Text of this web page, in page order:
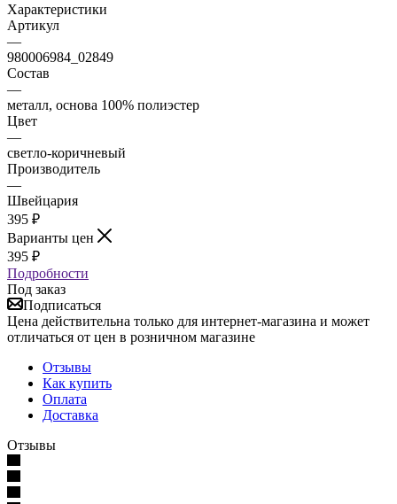
Характеристики
Артикул
—
980006984_02849
Состав
—
металл, основа 100% полиэстер
Цвет
—
светло-коричневый
Производитель
—
Швейцария
395 ₽
Варианты цен
395 ₽
Подробности
Под заказ
Подписаться
Цена действительна только для интернет-магазина и может
отличаться от цен в розничном магазине
Отзывы
Как купить
Оплата
Доставка
Отзывы